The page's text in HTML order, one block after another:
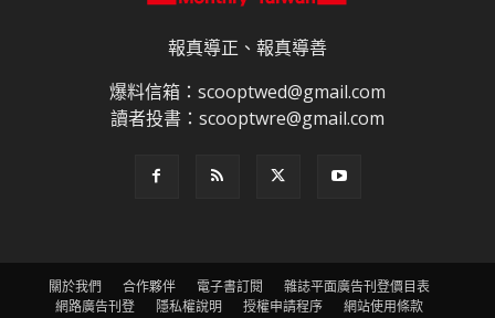
報真導正、報真導善
爆料信箱：scooptwed@gmail.com
讀者投書：scooptwre@gmail.com
關於我們 合作夥伴 電子書訂閱
雜誌平面廣告刊登價目表
網路廣告刊登
隱私權說明 授權申請程序
網站使用條款